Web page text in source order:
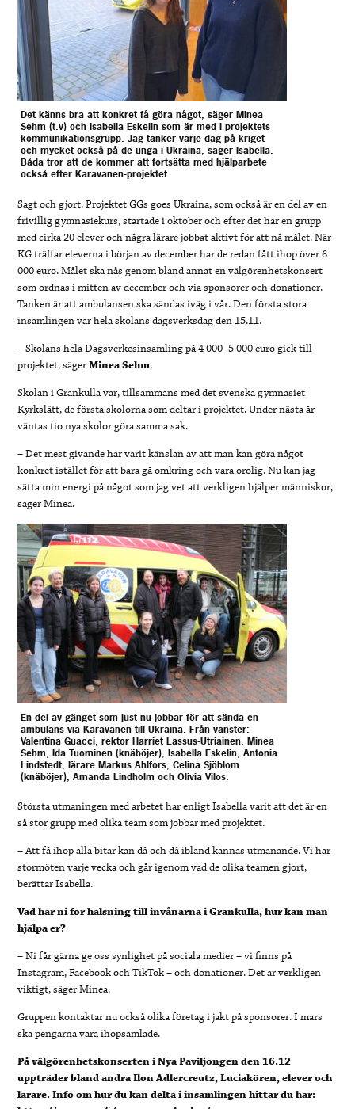
Det känns bra att konkret få göra något, säger Minea
Sehm (t.v) och Isabella Eskelin som är med i projektets
kommunikationsgrupp. Jag tänker varje dag på kriget
och mycket också på de unga i Ukraina, säger Isabella.
Båda tror att de kommer att fortsätta med hjälparbete
också efter Karavanen-projektet.
Sagt och gjort. Projektet GGs goes Ukraina, som också är en del av en
frivillig gymnasiekurs, startade i oktober och efter det har en grupp
med cirka 20 elever och några lärare jobbat aktivt för att nå målet. När
KG träffar eleverna i början av december har de redan fått ihop över 6
000 euro. Målet ska nås genom bland annat en välgörenhetskonsert
som ordnas i mitten av december och via sponsorer och donationer.
Tanken är att ambulansen ska sändas iväg i vår. Den första stora
insamlingen var hela skolans dagsverksdag den 15.11.
– Skolans hela Dagsverkesinsamling på 4 000–5 000 euro gick till
projektet, sägerMinea Sehm.
Skolan i Grankulla var, tillsammans med det svenska gymnasiet
Kyrkslätt, de första skolorna som deltar i projektet. Under nästa år
väntas tio nya skolor göra samma sak.
– Det mest givande har varit känslan av att man kan göra något
konkret istället för att bara gå omkring och vara orolig. Nu kan jag
sätta min energi på något som jag vet att verkligen hjälper människor,
säger Minea.
En del av gänget som just nu jobbar för att sända en
ambulans via Karavanen till Ukraina. Från vänster:
Valentina Guacci, rektor Harriet Lassus-Utriainen, Minea
Sehm, Ida Tuominen (knäböjer), Isabella Eskelin, Antonia
Lindstedt, lärare Markus Ahlfors, Celina Sjöblom
(knäböjer), Amanda Lindholm och Olivia Vilos.
Största utmaningen med arbetet har enligt Isabella varit att det är en
så stor grupp med olika team som jobbar med projektet.
– Att få ihop alla bitar kan då och då ibland kännas utmanande. Vi har
stormöten varje vecka och går igenom vad de olika teamen gjort,
berättar Isabella.
Vad har ni för hälsning till invånarna i Grankulla, hur kan man
hjälpa er?
– Ni får gärna ge oss synlighet på sociala medier – vi finns på
Instagram, Facebook och TikTok – och donationer. Det är verkligen
viktigt, säger Minea.
Gruppen kontaktar nu också olika företag i jakt på sponsorer. I mars
ska pengarna vara ihopsamlade.
På välgörenhetskonserten i Nya Paviljongen den 16.12
uppträder bland andra Ilon Adlercreutz, Luciakören, elever och
lärare. Info om hur du kan delta i insamlingen hittar du här: